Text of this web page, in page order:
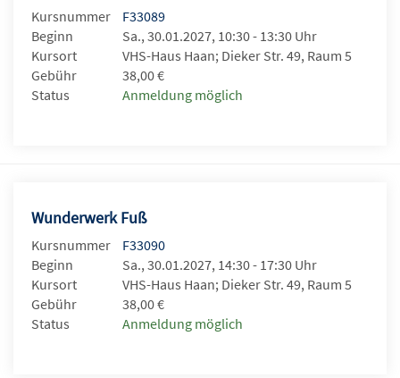
Kursnummer
F33089
Beginn
Sa., 30.01.2027, 10:30 - 13:30 Uhr
Kursort
VHS-Haus Haan; Dieker Str. 49, Raum 5
Gebühr
38,00 €
Status
Anmeldung möglich
Wunderwerk Fuß
Kursnummer
F33090
Beginn
Sa., 30.01.2027, 14:30 - 17:30 Uhr
Kursort
VHS-Haus Haan; Dieker Str. 49, Raum 5
Gebühr
38,00 €
Status
Anmeldung möglich